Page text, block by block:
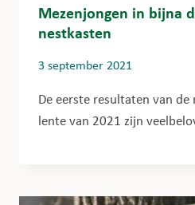
Mezenjongen in bijna
nestkasten
3 september 2021
De eerste resultaten van
lente van 2021 zijn